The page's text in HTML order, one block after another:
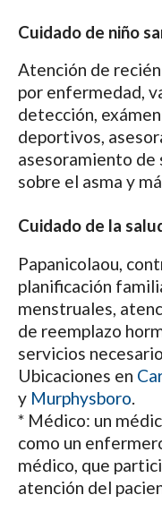
Cuidado de niño
Atención de
por enfermedad,
detección,
deportivos,
asesoramiento de
sobre el asma y
Cuidado de la
Papanicolaou,
planificación
menstruales,
de reemplazo
servicios
Ubicaciones en
y Murphysboro.
* Médico: un
como un
médico, que
atención del